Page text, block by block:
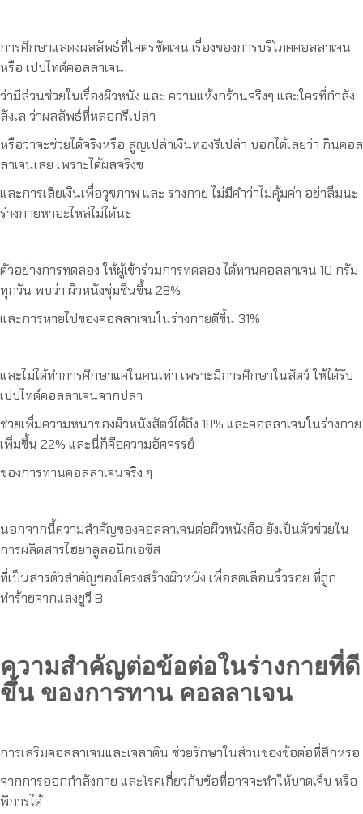
การศึกษาแสดงผลลัพธ์ที่โคตรชัดเจน เรื่องของการบริโภคคอลลาเจน
หรือ เปปไทด์คอลลาเจน
ว่ามีส่วนช่วยในเรื่องผิวหนัง และ ความแห้งกร้านจริงๆ และใครที่กำลัง
ลังเล ว่าผลลัพธ์ที่หลอกรึเปล่า
หรือว่าจะช่วยได้จริงหรือ สูญเปล่าเงินทองรึเปล่า บอกได้เลยว่า กินคอล
ลาเจนเลย เพราะได้ผลจริงฃ
และการเสียเงินเพื่อวุขภาพ และ ร่างกาย ไม่มีคำว่าไม่คุ้มค่า อย่าลืมนะ
ร่างกายหาอะไหล่ไม่ได้นะ
ตัวอย่างการทดลอง ให้ผู้เข้าร่วมการทดลอง ได้ทานคอลลาเจน 10 กรัม
ทุกวัน พบว่า ผิวหนังชุ่มชื่นขึ้น 28%
และการหายไปของคอลลาเจนในร่างกายดีขึ้น 31%
และไม่ได้ทำการศึกษาแค่ในคนเท่า เพราะมีการศึกษาในสัตว์ ให้ได้รับ
เปปไทด์คอลลาเจนจากปลา
ช่วยเพื่มความหนาของผิวหนังสัตว์ได้ถึง 18% และคอลลาเจนในร่างกาย
เพิ่มขึ้น 22% และนี่ก็คือความอัศจรรย์
ของการทานคอลลาเจนจริง ๆ
นอกจากนี้ความสำคัญของคอลลาเจนต่อผิวหนังคือ ยังเป็นตัวช่วยใน
การผลิตสารไฮยาลูลอนิกเอซิส
ที่เป็นสารตัวสำคัญของโครงสร้างผิวหนัง เพื่อลดเลือนริ้วรอย ที่ถูก
ทำร้ายจากแสงยูวี B
ความสำคัญต่อข้อต่อในร่างกายที่ดี
ขึ้น ของการทาน คอลลาเจน
การเสริมคอลลาเจนและเจลาติน ช่วยรักษาในส่วนของข้อต่อที่สึกหรอ
จากการออกกำลังกาย และโรคเกี่ยวกับข้อที่อาจจะทำให้บาดเจ็บ หรือ
พิการได้